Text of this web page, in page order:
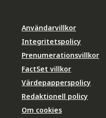
Användarvillkor
Integritetspolicy
Prenumerationsvillkor
FactSet villkor
Värdepapperspolicy
Redaktionell policy
Om cookies